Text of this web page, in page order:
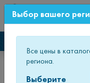
Главная Каталог
Выбор вашего
Все цены в
региона.
Выберите